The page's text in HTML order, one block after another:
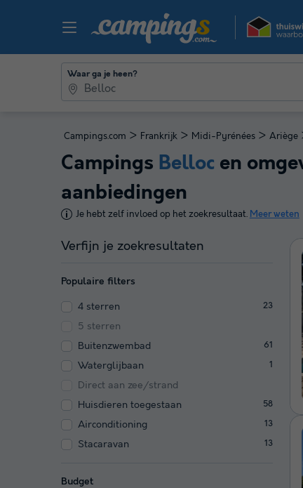
Waar ga je heen?
Campings.com > Frankrijk > Midi-Pyrénées > Ariège
Campings Belloc en
aanbiedingen
Je hebt zelf invloed op het zoekresultaat. Meer weten
Verfijn je zoekresultaten
Populaire filters
4 sterren 23
5 sterren
Buitenzwembad
61
Waterglijbaan 1
Direct aan zee/strand
Huisdieren toegestaan
58
Airconditioning 13
Stacaravan 13
Budget